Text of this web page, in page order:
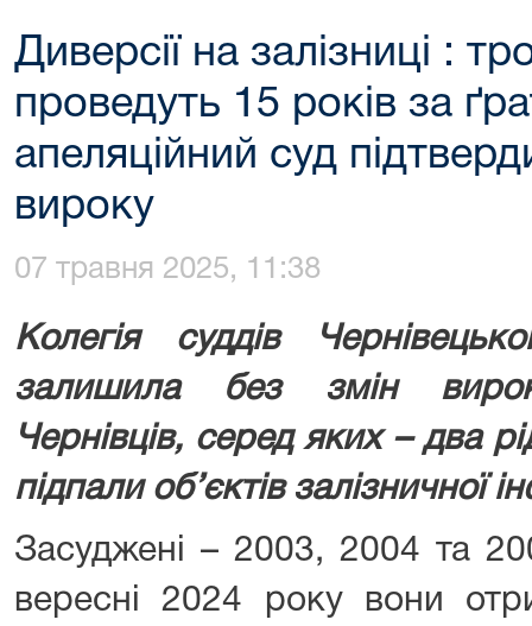
Диверсії на залізниці :
проведуть 15 років за
апеляційний суд
вироку
07 травня 2025, 11:38
Колегія суддів
залишила без змін
Чернівців, серед яких – два
підпали об’єктів залізничної
Засуджені – 2003, 2004 та
вересні 2024 року вони